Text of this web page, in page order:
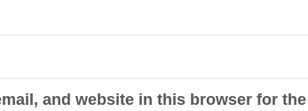
and website in this browser for